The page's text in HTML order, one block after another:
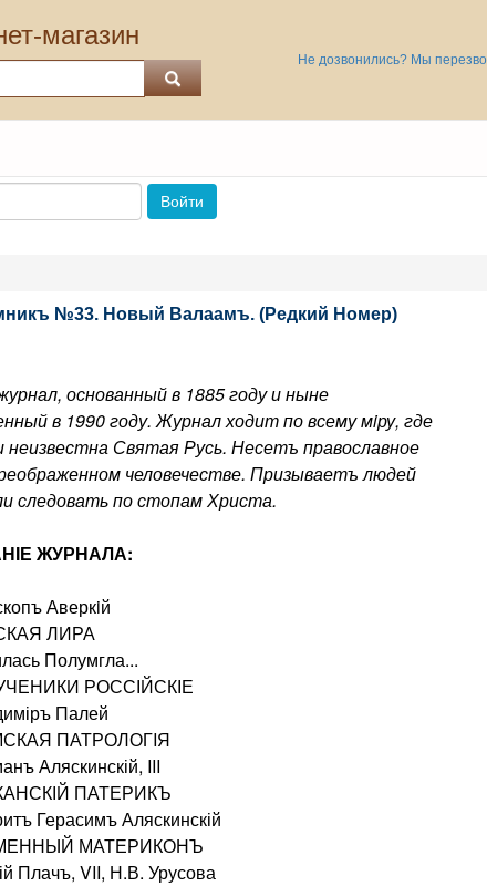
магазин
Не дозвонились? Мы
Войти
№33. Новый Валаамъ. (Редкий Номер)
основанный в 1885 году и ныне
в 1990 году. Журнал ходит по всему мiру, где
неизвестна Святая Русь. Несетъ православное
человечестве. Призываетъ людей
следовать по стопам Христа.
ЖУРНАЛА:
Аверкiй
ЛИРА
Полумгла...
РОССІЙСКІЕ
Палей
ПАТРОЛОГIЯ
Аляскинскій, III
ПАТЕРИКЪ
Герасимъ Аляскинскій
МАТЕРИКОНЪ
Плачъ, VII, Н.В. Урусова